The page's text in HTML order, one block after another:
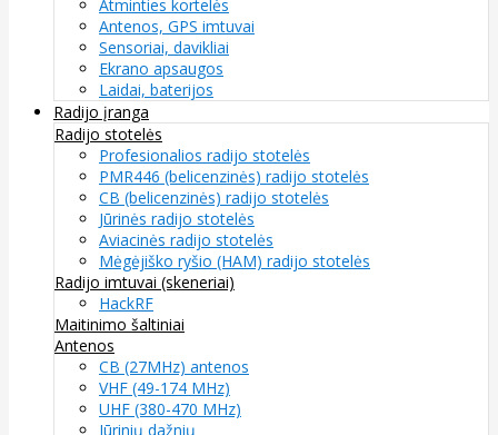
Atminties kortelės
Antenos, GPS imtuvai
Sensoriai, davikliai
Ekrano apsaugos
Laidai, baterijos
Radijo įranga
Radijo stotelės
Profesionalios radijo stotelės
PMR446 (belicenzinės) radijo stotelės
CB (belicenzinės) radijo stotelės
Jūrinės radijo stotelės
Aviacinės radijo stotelės
Mėgėjiško ryšio (HAM) radijo stotelės
Radijo imtuvai (skeneriai)
HackRF
Maitinimo šaltiniai
Antenos
CB (27MHz) antenos
VHF (49-174 MHz)
UHF (380-470 MHz)
Jūrinių dažnių